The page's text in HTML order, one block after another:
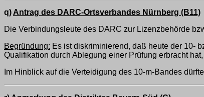
q)Antrag des DARC-Ortsverbandes Nürnberg (B11)
Die Verbindungsleute des DARC zur Lizenzbehörde
Begründung: Es ist diskriminierend, daß heute der 10-
Qualifikation durch Ablegung einer Prüfung erbracht
Im Hinblick auf die Verteidigung des 10-m-Bandes